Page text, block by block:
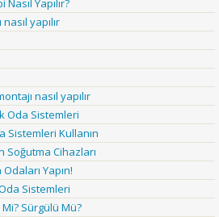
Yapılır?
yapılır
nasıl yapılır
Oda Sistemleri
Sistemleri Kullanın
Soğutma Cihazları
Yapın!
Sistemleri
Sürgülü Mü?